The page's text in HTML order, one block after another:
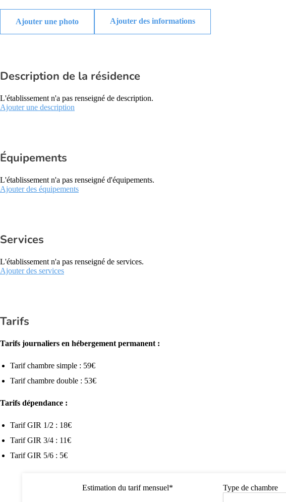
Ajouter des informations
Description de la résidence
L'établissement n'a pas renseigné de description.
Ajouter une description
Équipements
L'établissement n'a pas renseigné d'équipements.
Ajouter des équipements
Services
L'établissement n'a pas renseigné de services.
Ajouter des services
Tarifs
Tarifs journaliers en hébergement permanent :
Tarif chambre simple : 59€
Tarif chambre double : 53€
Tarifs dépendance :
Tarif GIR 1/2 : 18€
Tarif GIR 3/4 : 11€
Tarif GIR 5/6 : 5€
Estimation du tarif mensuel* Type de chambre